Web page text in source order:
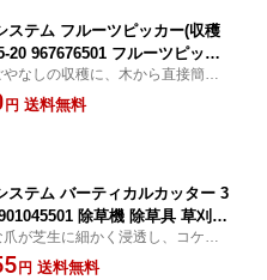
ステム フルーツピッカー(収穫
20 967676501 フルーツピッカ
らんぼピッカー さくらんぼ用ピ
ルデナ GARDENA 【送料無
なしの収穫に、木から直接簡単
料無料
円 送料無料
ステム バーティカルカッター 3
除草機 除草具 草刈機
GARDENA 【送料無料】
が芝生に細かく浸透し、コケや
に除去 送料無料
円 送料無料